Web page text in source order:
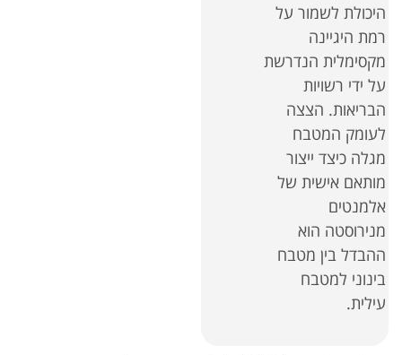
היכולת לשמור על
רמת היגיינה
מקסימלית הנדרשת
על ידי רשויות
הבריאות. הצצה
לעומק המטבח
מגלה כיצד ייצור
מותאם אישית של
אלמנטים
מנירוסטה הוא
ההבדל בין מטבח
בינוני למטבח
עילית.